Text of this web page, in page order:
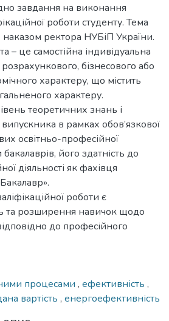
завдання на виконання
роботи студенту. Тема
ректора НУБіП України.
– це самостійна індивідуальна
бізнесового або
характеру, що містить
характеру.
теоретичних знань і
в рамках обов’язкової
освітньо-професійної
його здатність до
діяльності як фахівця
роботи є
та розширення навичок щодо
до професійного
процесами , ефективність ,
вартість , енергоефективність